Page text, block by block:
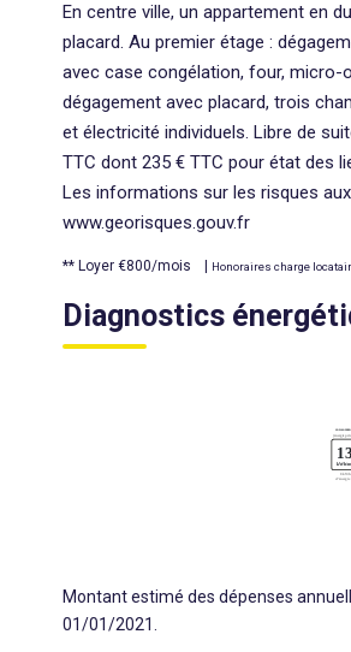
En centre ville, un appartement en
placard. Au premier étage :
avec case congélation, four, micro-
dégagement avec placard, trois
et électricité individuels. Libre de
TTC dont 235 € TTC pour état des
Les informations sur les risques
www.georisques.gouv.fr
** Loyer €800/mois Honoraires charge
Diagnostics
Montant estimé des dépenses
01/01/2021.